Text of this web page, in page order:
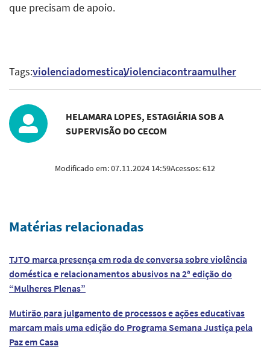
que precisam de apoio.
Tags:violenciadomesticaViolenciacontraamulher
HELAMARA LOPES, ESTAGIÁRIA SOB A
SUPERVISÃO DO CECOM
Modificado em:07.11.2024 14:59Acessos:612
Matérias relacionadas
TJTO marca presença em roda de conversa sobre violência
doméstica e relacionamentos abusivos na 2ª edição do
“Mulheres Plenas”
Mutirão para julgamento de processos e ações educativas
marcam mais uma edição do Programa Semana Justiça pela
Paz em Casa